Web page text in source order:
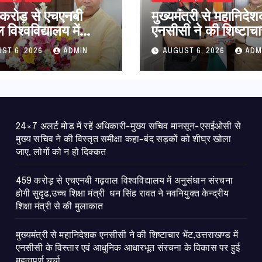
से एचएनबी
में
संरचना होगी
शिक्षा मंत्री धन
ने नवनियुक्त
6, 2026 ADMIN
मुख्यमंत्री से
एनसीसी ने की
भेंट,उत्तराखण्ड में
विस्तार एवं आधुनिक
आधारभूत संरचना के
AUGUST 6, 2026
24×7 अलर्ट मोड में रहें अधिकारी-मुख्य सचिव मानसून-एसईओसी से
मुख्य सचिव ने की विस्तृत समीक्षा कहा-बंद सड़कों को शीघ्र खोला
जाए, लोगों को न हो दिक्कत
459 करोड़ से एचएनबी गढ़वाल विश्वविद्यालय में अनुसंधान संरचना
होगी सुदृढ,उच्च शिक्षा मंत्री धन सिंह रावत ने नवनियुक्त केन्द्रीय
शिक्षा मंत्री से की मुलाकात
मुख्यमंत्री से महानिदेशक एनसीसी ने की शिष्टाचार भेंट,उत्तराखण्ड में
एनसीसी के विस्तार एवं आधुनिक आधारभूत संरचना के विकास पर हुई